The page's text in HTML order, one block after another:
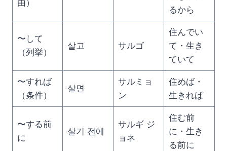
由）
るから
〜して
（列挙）
살고 サルゴ
住んでい
て・生き
ていて
〜すれば
（条件）
살면
サルミョ
ン
住めば・
生きれば
〜する前
に
살기 전에
サルギ ジ
ョネ
住む前
に・生き
る前に